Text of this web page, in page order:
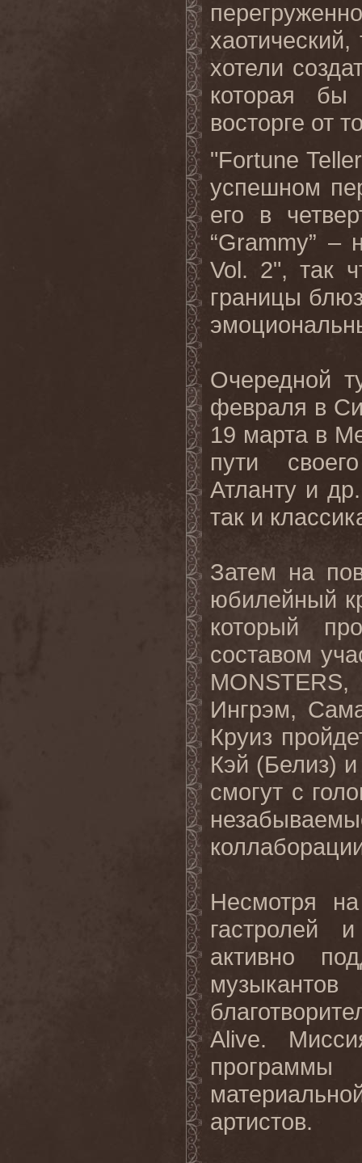
хотели
которая бы
восторге от
"Fortune
успешном
его
в
“Grammy” –
Vol. 2", так
границы
Очередной
февраля в
19 марта в
пути
Атланту и
так и
Затем на
юбилейный
который
составом
MONSTERS,
Ингрэм,
Круиз
Кэй (Белиз)
смогут с
Несмотря
гастролей
активно
Alive.
артистов.